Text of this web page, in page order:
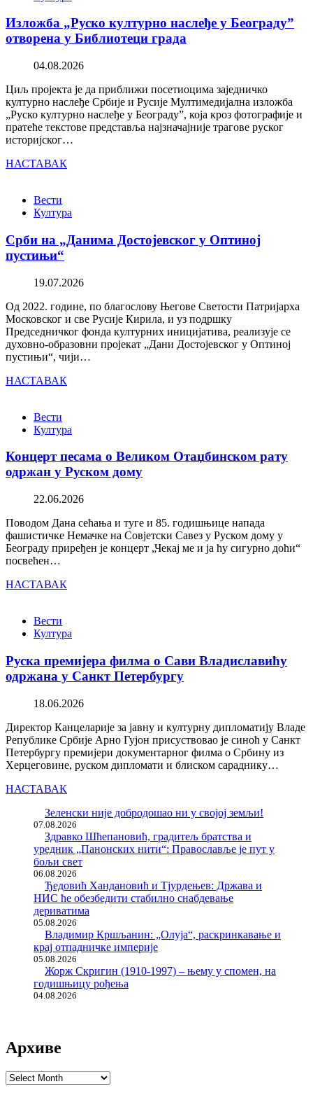
Изложба „Руско културно наслеђе у Београду”
отворена у Библиотеци града
04.08.2026
Циљ пројекта је да приближи посетиоцима заједничко
културно наслеђе Србије и Русије Мултимедијална изложба
„Руско културно наслеђе у Београду”, која кроз фотографије и
пратеће текстове представља најзначајније трагове руског
историјског…
НАСТАВАК
Вести
Култура
Срби на „Данима Достојевског у Оптиној
пустињи“
19.07.2026
Од 2022. године, по благослову Његове Светости Патријарха
Московског и све Русије Кирила, и уз подршку
Председничког фонда културних иницијатива, реализује се
духовно-образовни пројекат „Дани Достојевског у Оптиној
пустињи“, чији…
НАСТАВАК
Вести
Култура
Концерт песама о Великом Отаџбинском рату
одржан у Руском дому
22.06.2026
Поводом Дана сећања и туге и 85. годишњице напада
фашистичке Немачке на Совјетски Савез у Руском дому у
Београду приређен је концерт „Чекај ме и ја ћу сигурно доћи“
посвећен…
НАСТАВАК
Вести
Култура
Руска премијера филма о Сави Владиславићу
одржана у Санкт Петербургу
18.06.2026
Директор Канцеларије за јавну и културну дипломатију Владе
Републике Србије Арно Гујон присуствовао је синоћ у Санкт
Петербургу премијери документарног филма о Србину из
Херцеговине, руском дипломати и блиском сараднику…
НАСТАВАК
Зеленски није добродошао ни у својој земљи!
07.08.2026
Здравко Шћепановић, градитељ братства и
уредник „Панонских нити“: Православље је пут у
бољи свет
06.08.2026
Ђедовић Хандановић и Тјурдењев: Држава и
НИС ће обезбедити стабилно снабдевање
дериватима
05.08.2026
Владимир Кршљанин: „Олуја“, раскринкавање и
крај отпадничке империје
05.08.2026
Жорж Скригин (1910-1997) – њему у спомен, на
годишњицу рођења
04.08.2026
Архиве
Архиве